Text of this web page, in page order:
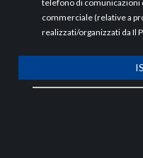
telefono di
commerciale (relative a
realizzati/organizzati da Il